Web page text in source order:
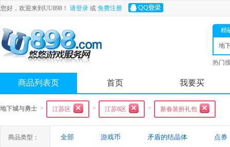
您好，欢迎来到UU898！ 请登录 或 免费注册
精
地
士
热门
商品列表页 首页 我要买
地下城与勇士 > 江苏区 > 江苏8区 > 新春装扮礼包
商品类型： 全部 游戏币 矛盾的结晶体 点券